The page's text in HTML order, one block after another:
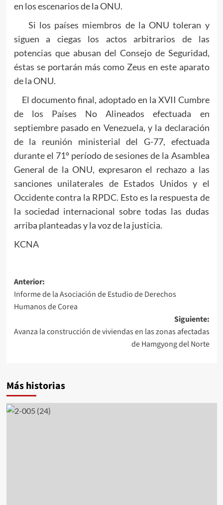
en los escenarios de la ONU.
Si los países miembros de la ONU toleran y
siguen a ciegas los actos arbitrarios de las
potencias que abusan del Consejo de Seguridad,
éstas se portarán más como Zeus en este aparato
de la ONU.
El documento final, adoptado en la XVII Cumbre
de los Países No Alineados efectuada en
septiembre pasado en Venezuela, y la declaración
de la reunión ministerial del G-77, efectuada
durante el 71º período de sesiones de la Asamblea
General de la ONU, expresaron el rechazo a las
sanciones unilaterales de Estados Unidos y el
Occidente contra la RPDC. Esto es la respuesta de
la sociedad internacional sobre todas las dudas
arriba planteadas y la voz de la justicia.
KCNA
Navegación
de
entradas
Anterior:
Informe de la Asociación de Estudio de Derechos
Humanos de Corea
Siguiente:
Avanza la construcción de viviendas en las zonas afectadas
de Hamgyong del Norte
Más historias